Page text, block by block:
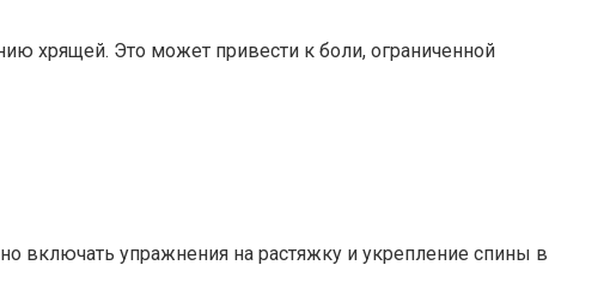
хрящей. Это может привести к боли, ограниченной
включать упражнения на растяжку и укрепление спины в